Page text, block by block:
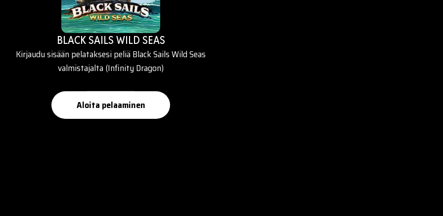
BLACK SAILS WILD SEAS
Kirjaudu sisään pelataksesi peliä Black Sails Wild Seas
valmistajalta (Infinity Dragon)
Aloita pelaaminen